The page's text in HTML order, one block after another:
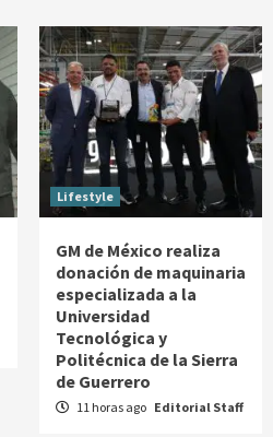
Lifestyle
GM de México realiza
donación de maquinaria
especializada a la
Universidad
Tecnológica y
Politécnica de la Sierra
de Guerrero
11 horas ago Editorial Staff